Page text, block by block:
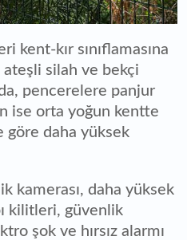
kent-kır sınıflamasına
silah ve bekçi
pencerelere panjur
ise orta yoğun kentte
göre daha yüksek
kamerası, daha yüksek
kilitleri, güvenlik
şok ve hırsız alarmı